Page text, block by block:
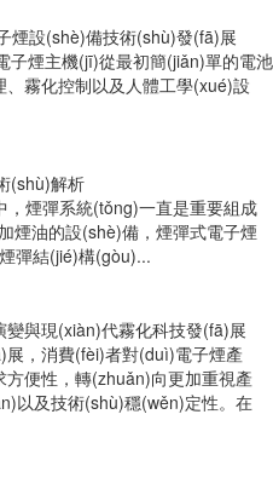
煙設(shè)備技術(shù)發(fā)展
子煙主機(jī)從最初簡(jiǎn)單的電池
霧化控制以及人體工學(xué)設
(shù)解析
煙彈系統(tǒng)一直是重要組成
煙油的設(shè)備，煙彈式電子煙
彈結(jié)構(gòu)...
與現(xiàn)代霧化科技發(fā)展
，消費(fèi)者對(duì)電子煙產
便性，轉(zhuǎn)向更加重視產
以及技術(shù)穩(wěn)定性。在